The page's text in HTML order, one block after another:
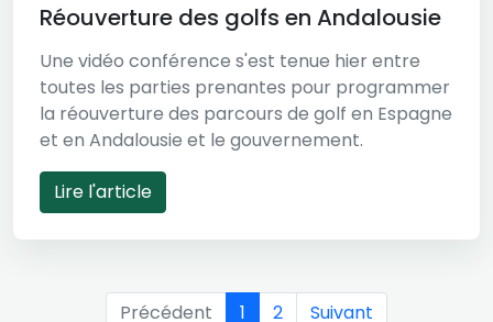
Réouverture des golfs en Andalousie
Une vidéo conférence s'est tenue hier entre
toutes les parties prenantes pour programmer
la réouverture des parcours de golf en Espagne
et en Andalousie et le gouvernement.
Lire l'article
Précédent 1 2 Suivant